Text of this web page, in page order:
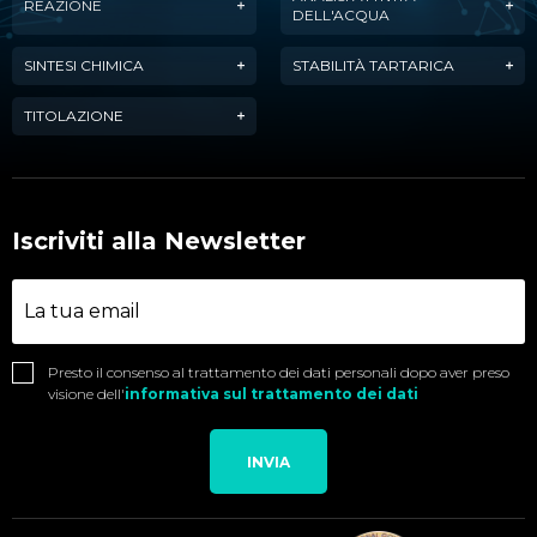
REAZIONE
DELL'ACQUA
SINTESI CHIMICA STABILITÀ TARTARICA
TITOLAZIONE
Iscriviti alla Newsletter
Presto il consenso al trattamento dei dati personali dopo aver preso
visione dell'informativa sul trattamento dei dati
INVIA